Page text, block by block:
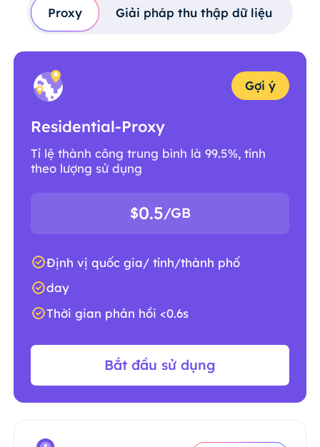
Proxy Giải pháp thu thập dữ liệu
Gợi ý
Residential-Proxy
Tỉ lệ thành công trung bình là 99.5%, tính
theo lượng sử dụng
$0.5/GB
Định vị quốc gia/ tỉnh/thành phố
day
Thời gian phản hồi <0.6s
Bắt đầu sử dụng